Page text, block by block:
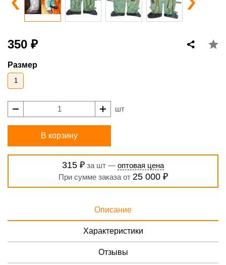
350 ₽
Размер
1
шт
В корзину
315 ₽ за шт — оптовая цена
При сумме заказа от 25 000 ₽
Описание
Характеристики
Отзывы